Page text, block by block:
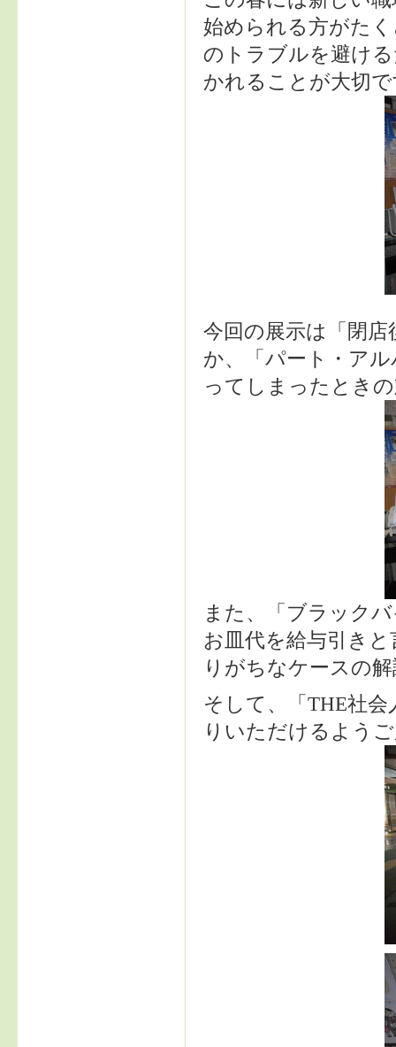
始められる方がた
のトラブルを避け
かれることが大切
今回の展示は「閉
か、「パート・ア
ってしまったとき
また、「ブラック
お皿代を給与引き
りがちなケースの
そして、「THE社
りいただけるよう